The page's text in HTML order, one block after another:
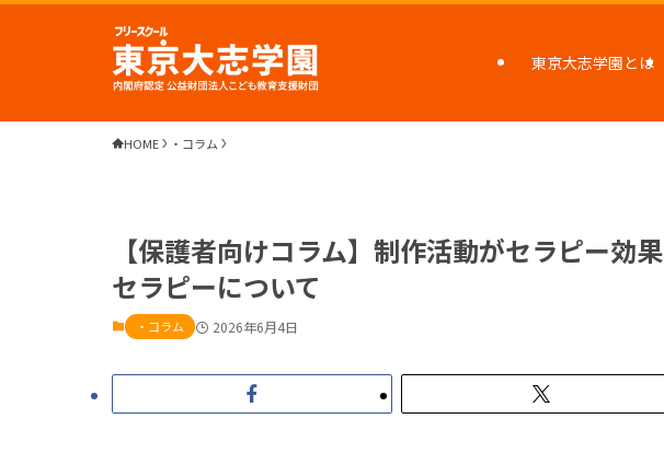
東京大志学園とは
HOME ・コラム
【保護者向けコラム】制作活動がセラピー効
セラピーについて
・コラム 2026年6月4日